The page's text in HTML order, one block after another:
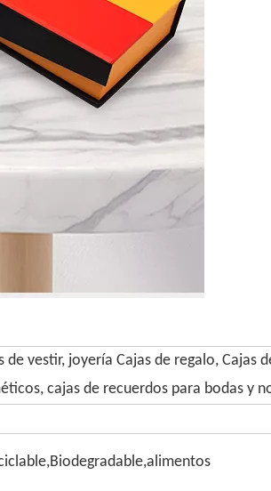
vestir, joyería Cajas de regalo, Cajas
cajas de recuerdos para bodas y